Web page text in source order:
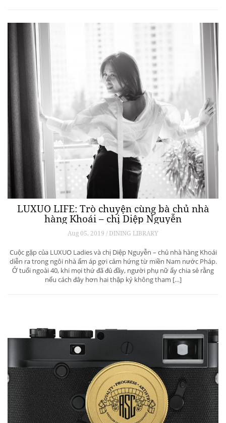
LUXUO LIFE: Trò chuyện cùng bà chủ nhà
hàng Khoái – chị Diệp Nguyễn
Aug 05, 2019 / DINING LIBRARY
Cuộc gặp của LUXUO Ladies và chị Diệp Nguyễn – chủ nhà hàng Khoái
diễn ra trong ngôi nhà ấm áp gợi cảm hứng từ miền Nam nước Pháp.
Ở tuổi ngoài 40, khi mọi thứ đã đủ đầy, người phụ nữ ấy chia sẻ rằng
nếu cách đây hơn hai thập kỷ không tham […]